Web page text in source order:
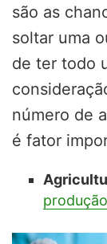
são as
soltar uma
de ter todo
número de
é fator